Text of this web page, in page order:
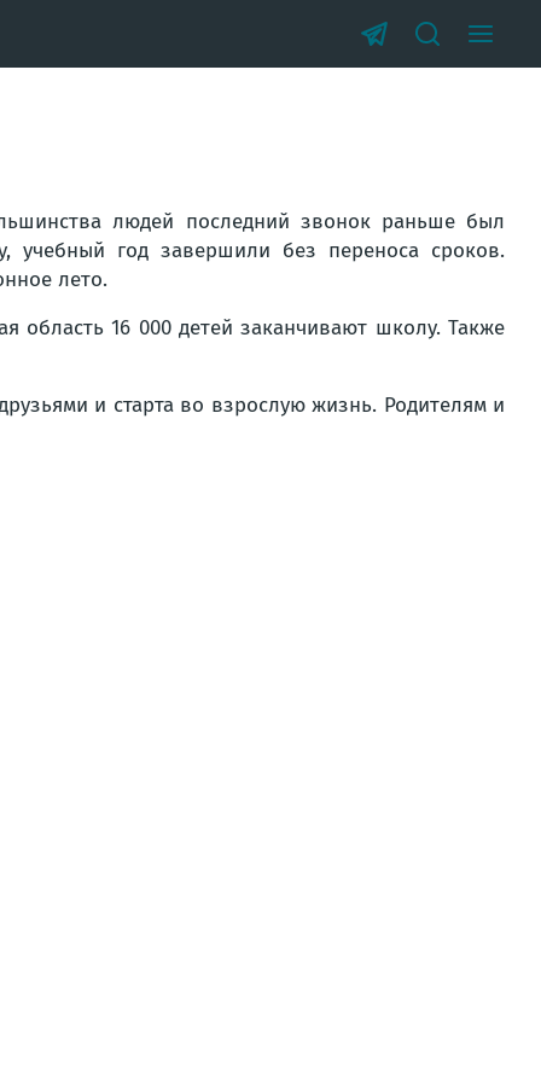
людей последний звонок раньше был
учебный год завершили без переноса сроков.
лето.
область 16 000 детей заканчивают школу. Также
и старта во взрослую жизнь. Родителям и